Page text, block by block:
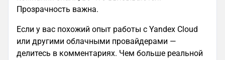
Прозрачность важна.
Если у вас похожий опыт работы с Yandex Cloud
или другими облачными провайдерами —
делитесь в комментариях. Чем больше реальной